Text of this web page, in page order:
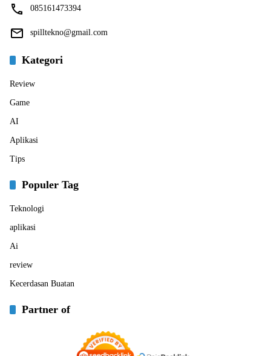
085161473394
spilltekno@gmail.com
Kategori
Review
Game
AI
Aplikasi
Tips
Populer Tag
Teknologi
aplikasi
Ai
review
Kecerdasan Buatan
Partner of